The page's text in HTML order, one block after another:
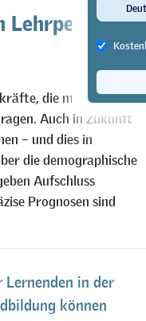
die mit ihrem
Auch in Zukunft
– und dies in
die demographische
Aufschluss
Prognosen sind
Lernenden in der
können